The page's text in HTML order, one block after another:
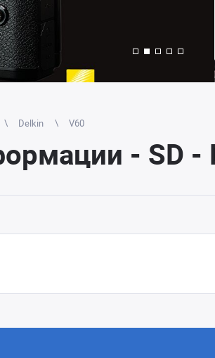
Delkin V60
- SD -